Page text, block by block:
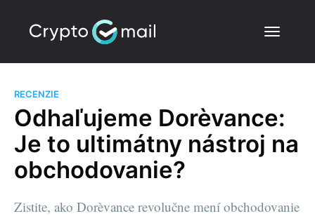
RECENZIE
Odhaľujeme Dorèvance:
Je to ultimátny nástroj na
obchodovanie?
Zistite, ako Dorèvance revolučne mení obchodovanie